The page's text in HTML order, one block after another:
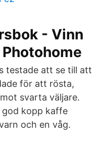
- Vinn
testade att se till att
för att rösta,
svarta väljare.
kopp kaffe
och en våg.